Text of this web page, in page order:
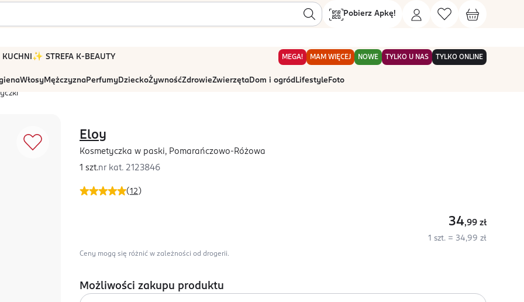
Pobierz Apkę!
KUCHNI ✨ STREFA K-BEAUTY MEGA! MAM WIĘCEJ NOWE TYLKO U NAS TYLKO ONLINE
WłosyMężczyznaPerfumyDzieckoŻywnośćZdrowieZwierzętaDom i ogród Lifestyle Foto
(12 )
Eloy
Kosmetyczka w paski, Pomarańczowo-Różowa
1 szt.nr kat. 2123846
34,99 zł
1 szt. = 34,99 zł
Ceny mogą się różnić w zależności od drogerii.
Możliwości zakupu produktu